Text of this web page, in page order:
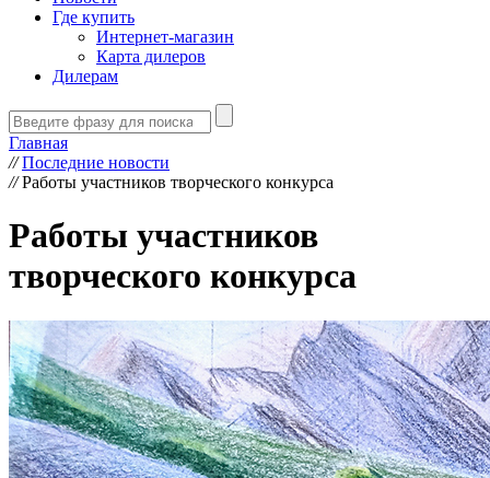
Где купить
Интернет-магазин
Карта дилеров
Дилерам
Главная
// Последние новости
// Работы участников творческого конкурса
Работы участников
творческого конкурса